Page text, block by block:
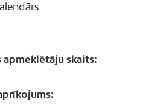
apmeklētāju skaits: